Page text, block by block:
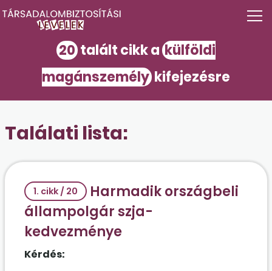
20 talált cikk a külföldi
magánszemély kifejezésre
Találati lista:
1. cikk / 20
Harmadik országbeli
állampolgár szja-
kedvezménye
Kérdés: